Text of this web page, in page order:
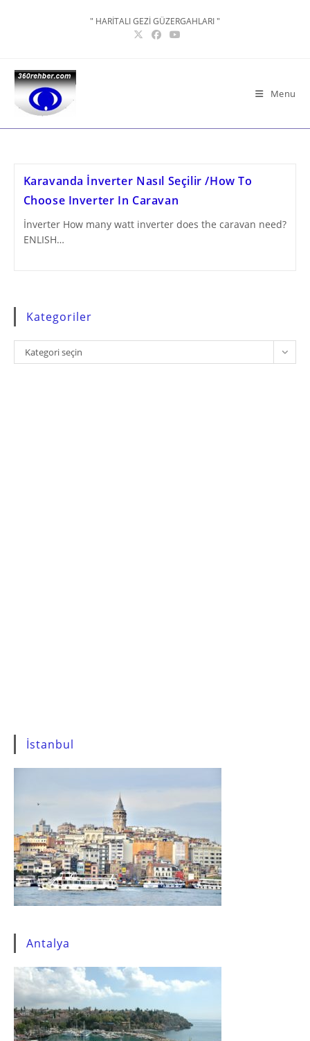
" HARİTALI GEZİ GÜZERGAHLARI "
Menu
Karavanda İnverter Nasıl Seçilir /How To
Choose Inverter In Caravan
İnverter How many watt inverter does the caravan need?
ENLISH…
Kategoriler
Kategoriler
Kategori seçin
İstanbul
Antalya